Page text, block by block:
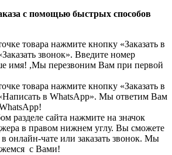
с помощью быстрых способов
товара нажмите кнопку «Заказать в
звонок». Введите номер
имя! ,Мы перезвоним Вам при первой
товара нажмите кнопку «Заказать в
в WhatsApp». Мы ответим Вам
разделе сайта нажмите на значок
в правом нижнем углу. Вы сможете
онлайн-чате или заказать звонок. Мы
с Вами!